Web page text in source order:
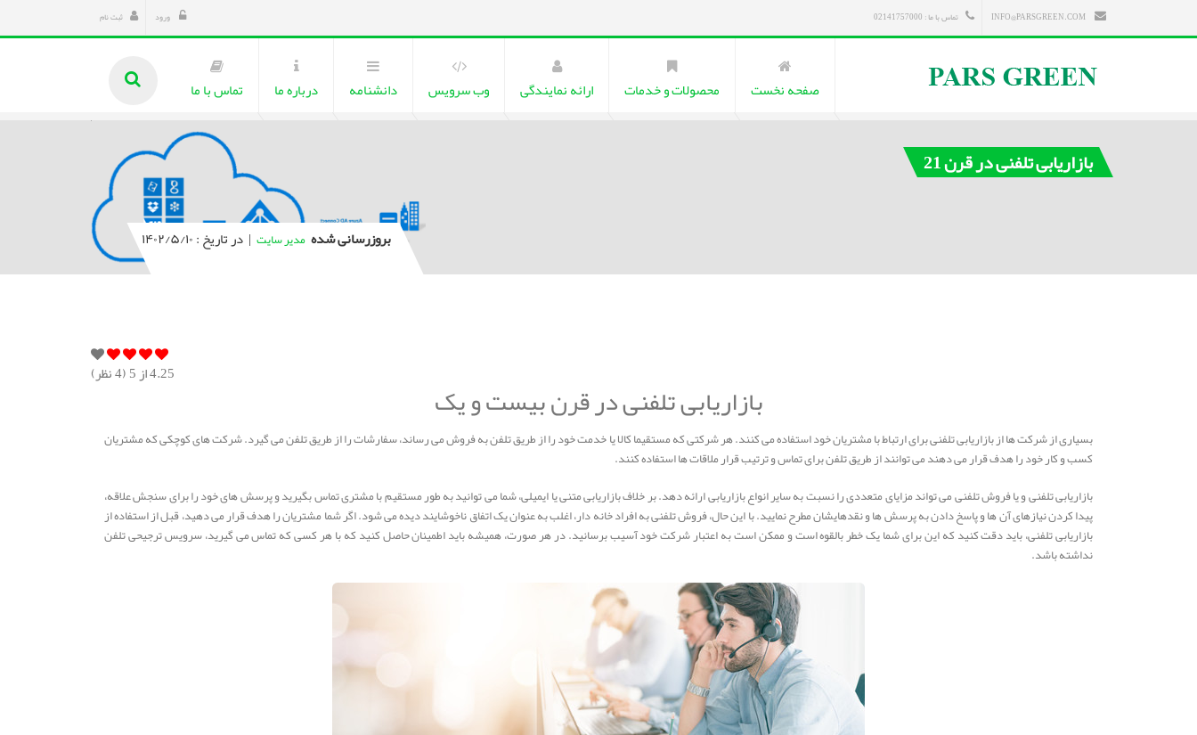
تماس با ما : 02141757000 ورود ثبت نام
صفحه نخست محصولات و خدمات ارائه نمایندگی وب سرویس دانشنامه درباره ما تماس با ما
بازاریابی تلفنی در قرن 21
بروزرسانی شده مدیر سایت | در تاریخ : ۱۴۰۲/۵/۱۰
4.25از 5 ( 4نظر)
بازاریابی تلفنی در قرن بیست و یک
بسیاری از شرکت ها از بازاریابی تلفنی برای ارتباط با مشتریان خود استفاده می کنند. هر شرکتی که مستقيما کالا یا خدمت خود را از طریق تلفن به فروش می رساند، سفارشات را از طریق تلفن می گیرد. شرکت های کوچکی که مشتریان
کسب و کار خود را هدف قرار می دهند می توانند از طریق تلفن برای تماس و ترتیب قرار ملاقات ها استفاده کنند.
بازاریابی تلفنی و یا فروش تلفنی می تواند مزایای متعددی را نسبت به سایر انواع بازاریابی ارائه دهد. بر خلاف بازاریابی متنی یا ایمیلی، شما می توانید به طور مستقیم با مشتری تماس بگیرید و پرسش های خود را برای سنجش علاقه،
پیدا کردن نیازهای آن ها و پاسخ دادن به پرسش ها و نقدهایشان مطرح نمایید. با این حال، فروش تلفنی به افراد خانه دار، اغلب به عنوان یک اتفاق ناخوشایند دیده می شود. اگر شما مشتریان را هدف قرار می دهید، قبل از استفاده از
بازاریابی تلفنی، باید دقت کنید که این برای شما یک خطر بالقوه است و ممکن است به اعتبار شرکت خود آسیب برسانید. در هر صورت، همیشه باید اطمینان حاصل کنید که با هر کسی که تماس می گیرید، سرویس ترجیحی تلفن
نداشته باشد.